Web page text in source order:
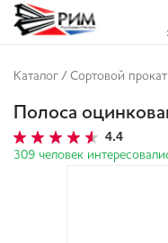
Каталог / Сортовой прокат
Полоса
4.4
309 человек